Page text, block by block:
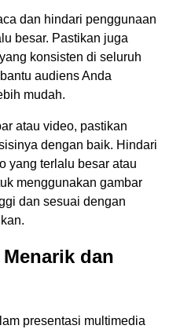
dan hindari penggunaan
besar. Pastikan juga
konsisten di seluruh
audiens Anda
mudah.
atau video, pastikan
dengan baik. Hindari
yang terlalu besar atau
menggunakan gambar
dan sesuai dengan
dan
presentasi multimedia